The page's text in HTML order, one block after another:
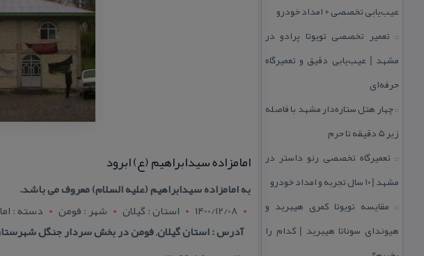
عیب‌یابی تخصصی + امداد خودرو
:: تعمیر تخصصی تویوتا پرادو در
مشهد | عیب‌یابی دقیق و تعمیرگاه
حرفه‌ای
::چهار هتل‌ ستاره‌دار مشهد با فاصله
زیر 5 دقیقه تا حرم
:: تعمیرگاه تخصصی رنو داستر در
مشهد | ۱۰ سال تجربه و امداد خودرو
:: مقایسه تویوتا كمری هیبرید و
هیوندای سوناتا هیبرید | كدام را
امامزاده سیدابراهیم (ع) ابرود
به امامزاده سیدابراهیم (علیه السلام) معروف می باشد.
1400/12/08
استان : گيلان شهر : فومن
دسته :
آدرس : استان گیلان, فومن در بخش سردار جنگل